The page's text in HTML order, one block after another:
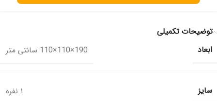
توضیحات تکمیلی
ابعاد
190×110×110 سانتی متر
سایز ۱ نفره